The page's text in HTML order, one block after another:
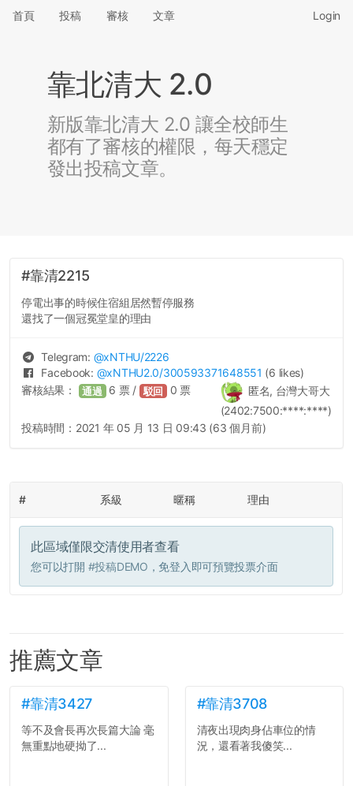
首頁 投稿 審核 文章 Login
靠北清大 2.0
新版靠北清大 2.0 讓全校師生
都有了審核的權限，每天穩定
發出投稿文章。
#靠清2215
停電出事的時候住宿組居然暫停服務
還找了一個冠冕堂皇的理由
Telegram: @xNTHU/2226
Facebook: @xNTHU2.0/300593371648551 (6 likes)
匿名, 台灣大哥大
(2402:7500:****:****)
審核結果： 通過 6 票 / 駁回 0 票
投稿時間： 2021 年 05 月 13 日 09:43 (63 個月前)
# 系級 暱稱 理由
此區域僅限交清使用者查看
您可以打開 #投稿DEMO ，免登入即可預覽投票介面
推薦文章
#靠清3427
等不及會長再次長篇大論 毫
無重點地硬拗了...
#靠清3708
清夜出現肉身佔車位的情
況，還看著我傻笑...